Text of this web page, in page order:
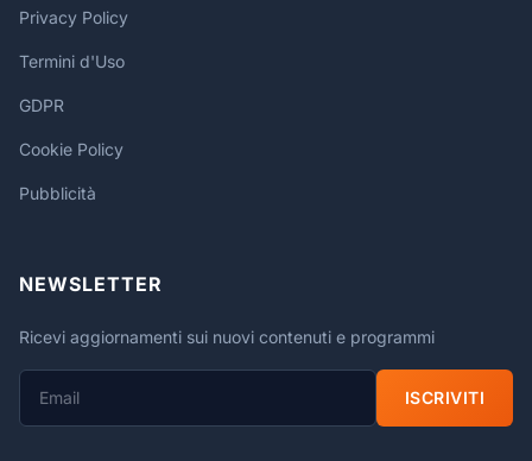
Privacy Policy
Termini d'Uso
GDPR
Cookie Policy
Pubblicità
NEWSLETTER
Ricevi aggiornamenti sui nuovi contenuti e programmi
ISCRIVITI